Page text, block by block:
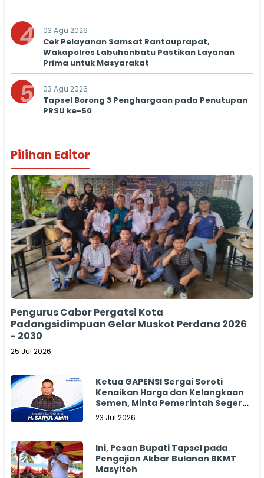
4 03 Agu 2026
Cek Pelayanan Samsat Rantauprapat,
Wakapolres Labuhanbatu Pastikan Layanan
Prima untuk Masyarakat
5 03 Agu 2026
Tapsel Borong 3 Penghargaan pada Penutupan
PRSU ke-50
Pilihan Editor
Pengurus Cabor Pergatsi Kota
Padangsidimpuan Gelar Muskot Perdana 2026
- 2030
25 Jul 2026
Ketua GAPENSI Sergai Soroti
Kenaikan Harga dan Kelangkaan
Semen, Minta Pemerintah Segera
Bertindak
23 Jul 2026
Ini, Pesan Bupati Tapsel pada
Pengajian Akbar Bulanan BKMT
Masyitoh